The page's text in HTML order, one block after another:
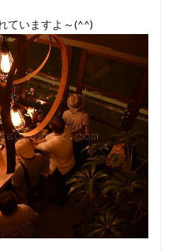
ていますよ～(^^)